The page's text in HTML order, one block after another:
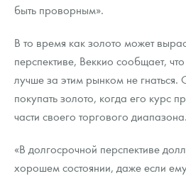
быть проворным».
В то время как золото может
перспективе, Веккио сообщает,
лучше за этим рынком не гнаться.
покупать золото, когда его курс
части своего торгового диапазона.
«В долгосрочной перспективе
хорошем состоянии, даже если